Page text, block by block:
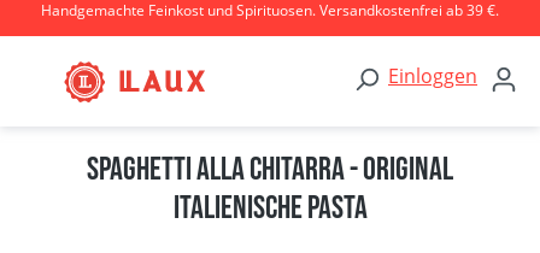
Zum Hauptinhalt springen
Handgemachte Feinkost und Spirituosen. Versandkostenfrei ab 39 €.
Einloggen
Spaghetti alla Chitarra - Original
italienische Pasta